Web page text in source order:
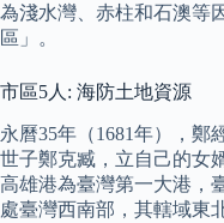
為淺水灣、赤柱和石澳等
區」。
市區5人: 海防土地資源
永曆35年（1681年），鄭
世子鄭克臧，立自己的女
高雄港為臺灣第一大港，
處臺灣西南部，其轄域東